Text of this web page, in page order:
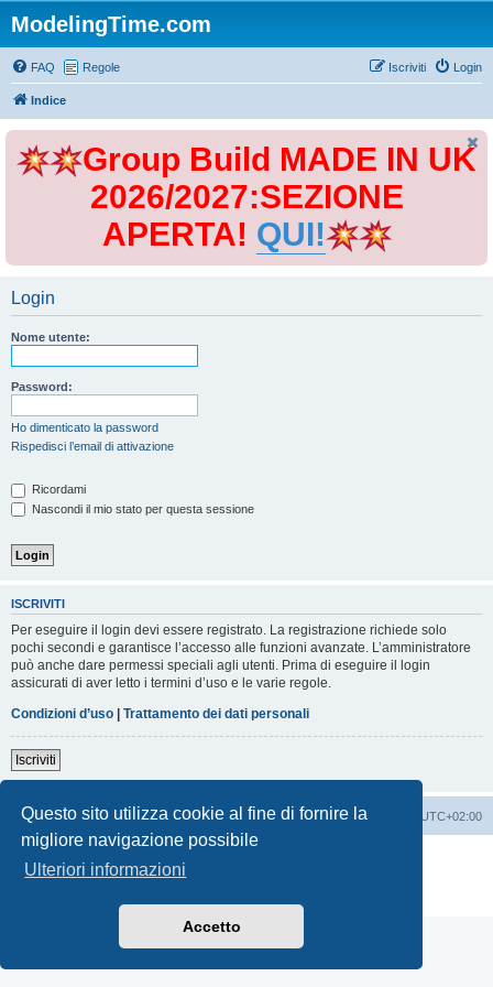
Questo sito utilizza cookie al fine di fornire la
migliore navigazione possibile
Ulteriori informazioni
Accetto
ModelingTime.com
FAQ Regole Login
Iscriviti
Indice
Group Build MADE IN UK
2026/2027:SEZIONE
APERTA! QUI!
Login
Nome utente:
Password:
Ho dimenticato la password
Rispedisci l’email di attivazione
Ricordami
Nascondi il mio stato per questa sessione
ISCRIVITI
Per eseguire il login devi essere registrato. La registrazione richiede solo
pochi secondi e garantisce l’accesso alle funzioni avanzate. L’amministratore
può anche dare permessi speciali agli utenti. Prima di eseguire il login
assicurati di aver letto i termini d’uso e le varie regole.
Condizioni d’uso | Trattamento dei dati personali
Iscriviti
Indice Tutti gli orari sono UTC+02:00
Cancella cookie
Contattaci
Traduzione Italiana